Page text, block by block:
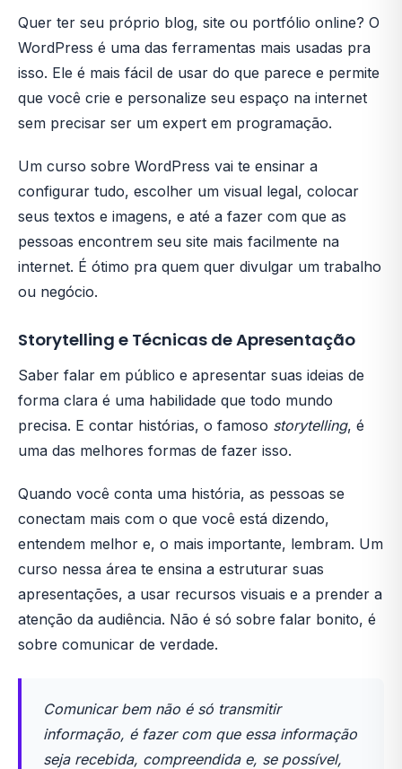
Quer ter seu próprio blog, site ou portfólio online? O
WordPress é uma das ferramentas mais usadas pra
isso. Ele é mais fácil de usar do que parece e permite
que você crie e personalize seu espaço na internet
sem precisar ser um expert em programação.
Um curso sobre WordPress vai te ensinar a
configurar tudo, escolher um visual legal, colocar
seus textos e imagens, e até a fazer com que as
pessoas encontrem seu site mais facilmente na
internet. É ótimo pra quem quer divulgar um trabalho
ou negócio.
Storytelling e Técnicas de Apresentação
Saber falar em público e apresentar suas ideias de
forma clara é uma habilidade que todo mundo
precisa. E contar histórias, o famoso storytelling, é
uma das melhores formas de fazer isso.
Quando você conta uma história, as pessoas se
conectam mais com o que você está dizendo,
entendem melhor e, o mais importante, lembram. Um
curso nessa área te ensina a estruturar suas
apresentações, a usar recursos visuais e a prender a
atenção da audiência. Não é só sobre falar bonito, é
sobre comunicar de verdade.
Comunicar bem não é só transmitir
informação, é fazer com que essa informação
seja recebida, compreendida e, se possível,